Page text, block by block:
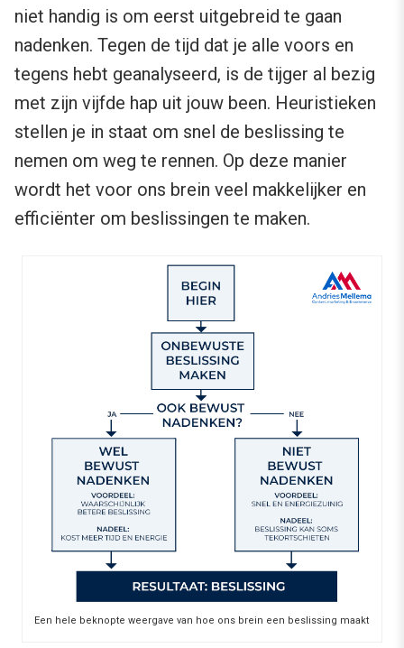
niet handig is om eerst uitgebreid te gaan
nadenken. Tegen de tijd dat je alle voors en
tegens hebt geanalyseerd, is de tijger al bezig
met zijn vijfde hap uit jouw been. Heuristieken
stellen je in staat om snel de beslissing te
nemen om weg te rennen. Op deze manier
wordt het voor ons brein veel makkelijker en
efficiënter om beslissingen te maken.
Een hele beknopte weergave van hoe ons brein een beslissing maakt